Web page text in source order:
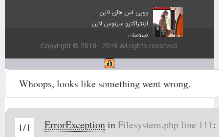
یوپی اس های لاین
اینتراکتیو سینوس لاین
نیروسان
Copyright © 2018 - 2019 All rights reserved.
Whoops, looks like something went wrong.
1/1 ErrorExceptioninFilesystem.php line 111: